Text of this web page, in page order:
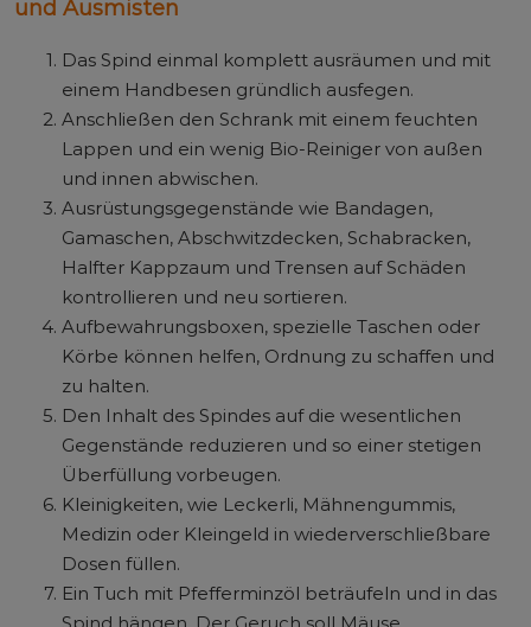
und Ausmisten
Das Spind einmal komplett ausräumen und mit
einem Handbesen gründlich ausfegen.
Anschließen den Schrank mit einem feuchten
Lappen und ein wenig Bio-Reiniger von außen
und innen abwischen.
Ausrüstungsgegenstände wie Bandagen,
Gamaschen, Abschwitzdecken, Schabracken,
Halfter Kappzaum und Trensen auf Schäden
kontrollieren und neu sortieren.
Aufbewahrungsboxen, spezielle Taschen oder
Körbe können helfen, Ordnung zu schaffen und
zu halten.
Den Inhalt des Spindes auf die wesentlichen
Gegenstände reduzieren und so einer stetigen
Überfüllung vorbeugen.
Kleinigkeiten, wie Leckerli, Mähnengummis,
Medizin oder Kleingeld in wiederverschließbare
Dosen füllen.
Ein Tuch mit Pfefferminzöl beträufeln und in das